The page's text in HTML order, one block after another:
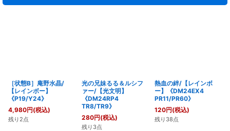
［状態B］庵野水晶/
【レインボー】
《P19/Y24》
4,980円(税込)
残り2点
光の兄妹るる＆ルシフ
ァー/【光文明】
《DM24RP4
TR8/TR9》
280円(税込)
残り3点
熱血の絆/【レインボ
ー】《DM24EX4
PR11/PR60》
120円(税込)
残り38点